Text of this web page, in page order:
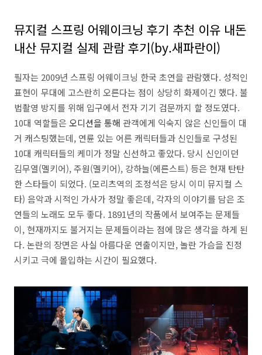
뮤지컬 스프링 어웨이크닝 후기 추천 이유 내돈
내산 뮤지컬 실제 관람 후기(by.새파란이)
필자는 2009년 스프링 어웨이크닝 한국 초연을 관람했다. 성적인
표현이 무대에 고스란히 오른다는 점이 상당히 화제이긴 했다. 불
법촬영 방지를 위해 입구에서 전자 기기 검문까지 할 정도였다.
10대 역할들은 오디션을 통해 관객에게 익숙지 않은 신인들이 대
거 캐스팅했는데, 연륜 있는 어른 캐릭터들과 신인들로 구성된
10대 캐릭터들의 케미가 정말 신선하고 좋았다. 당시 신인이던
김무열(멜키어), 주원(멜키어), 강하늘(에른스트) 등은 현재 탄탄
한 스타들이 되었다. (모리츠역의 조정석은 당시 이미 뮤지컬 스
타) 음악과 시적인 가사가 정말 좋은데, 각자의 이야기를 담은 조
연들의 노래도 모두 좋다. 1891년의 작품에서 보여주는 문제들
이, 현재까지도 불거지는 문제들이라는 점에 많은 생각을 하게 된
다. 논란의 장면은 사실 아름다운 연출이지만, 놀란 가슴을 진정
시키고 극에 몰입하는 시간이 필요했다.